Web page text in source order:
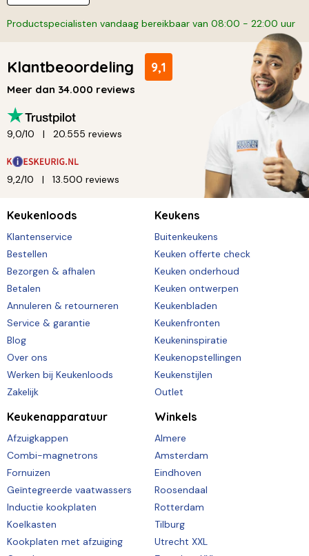
Productspecialisten vandaag bereikbaar van 08:00 - 22:00 uur
Klantbeoordeling 9,1
Meer dan 34.000 reviews
9,0/10 20.555 reviews
9,2/10 13.500 reviews
Keukenloods
Klantenservice
Bestellen
Bezorgen & afhalen
Betalen
Annuleren & retourneren
Service & garantie
Blog
Over ons
Werken bij Keukenloods
Zakelijk
Keukens
Buitenkeukens
Keuken offerte check
Keuken onderhoud
Keuken ontwerpen
Keukenbladen
Keukenfronten
Keukeninspiratie
Keukenopstellingen
Keukenstijlen
Outlet
Keukenapparatuur
Afzuigkappen
Combi-magnetrons
Fornuizen
Geïntegreerde vaatwassers
Inductie kookplaten
Koelkasten
Kookplaten met afzuiging
Winkels
Almere
Amsterdam
Eindhoven
Roosendaal
Rotterdam
Tilburg
Utrecht XXL